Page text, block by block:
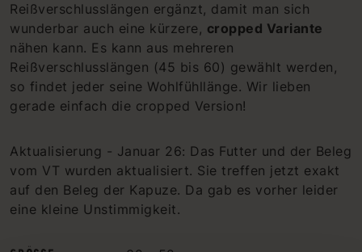
Reißverschlusslängen ergänzt, damit man sich
wunderbar auch eine kürzere, cropped Variante
nähen kann. Es kann aus mehreren
Reißverschlusslängen (45 bis 60) gewählt werden,
so findet jeder seine Wohlfühllänge. Wir lieben
gerade einfach die cropped Version!
Aktualisierung - Januar 26: Das Futter und der Beleg
vom VT wurden aktualisiert. Sie treffen jetzt exakt
auf den Beleg der Kapuze. Da gab es vorher leider
eine kleine Unstimmigkeit.